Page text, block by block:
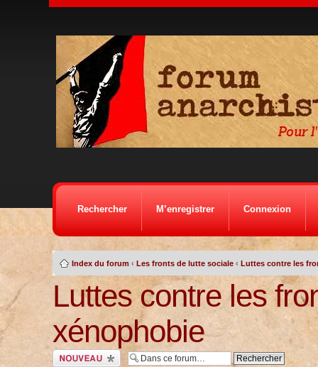
Rechercher M’enregistrer Connexion
Index du forum ‹ Les fronts de lutte sociale ‹ Luttes contre les
Luttes contre les
xénophobie
Ecrire un nouveau
sujet